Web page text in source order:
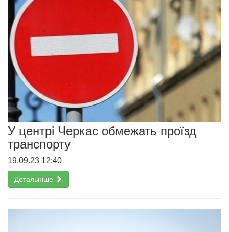
У центрі Черкас обмежать проїзд
транспорту
19.09.23 12:40
Детальніше